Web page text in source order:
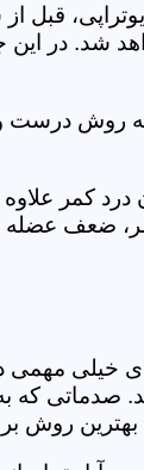
قبل
شد. در این
روش درست
درد کمر
ضعف
مهمی
صدماتی که
روش